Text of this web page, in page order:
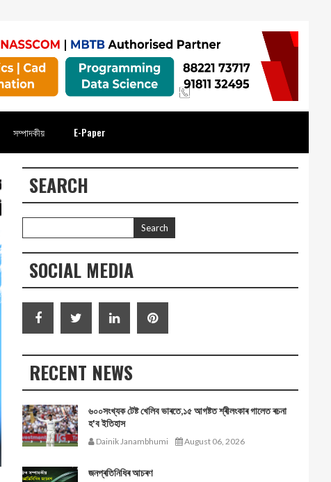
সম্পাদকীয় E-Paper
SEARCH
SOCIAL MEDIA
RECENT NEWS
৬০০সংখ্যক টেষ্ট খেলিব ভাৰতে,১৫ আগষ্টত শ্ৰীলংকাৰ গালেত ৰচনা
হ'ব ইতিহাস
Dainik Janambhumi August 06, 2026
জনপ্ৰতিনিধিৰ আচৰণ